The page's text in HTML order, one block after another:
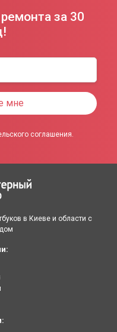
за 30
мне
соглашения.
в Киеве и области с